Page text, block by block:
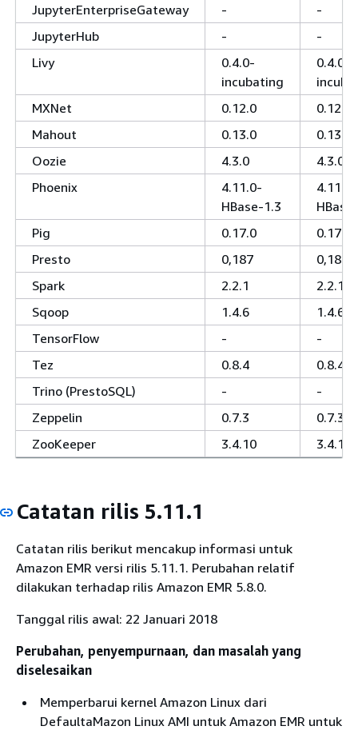
JupyterEnterpriseGateway
-
-
JupyterHub
-
-
Livy
0.4.0-
incubating
0.4.0-
MXNet
0.12.0
0.12.0
Mahout
0.13.0
0.13.0
Oozie
4.3.0
4.3.0
Phoenix
4.11.0-
HBase-1.3
4.11.0-
Pig
0.17.0
0.17.0
Presto
0,187
0,187
Spark
2.2.1
2.2.1
Sqoop
1.4.6
1.4.6
TensorFlow
-
-
Tez
0.8.4
0.8.4
Trino (PrestoSQL)
-
-
Zeppelin
0.7.3
0.7.3
ZooKeeper
3.4.10 3.4.10
Catatan rilis 5.11.1
Catatan rilis berikut mencakup informasi untuk
Amazon EMR versi rilis 5.11.1. Perubahan relatif
dilakukan terhadap rilis Amazon EMR 5.8.0.
Tanggal rilis awal: 22 Januari 2018
Perubahan, penyempurnaan, dan masalah yang
diselesaikan
Memperbarui kernel Amazon Linux dari
DefaultaMazon Linux AMI untuk Amazon EMR untuk